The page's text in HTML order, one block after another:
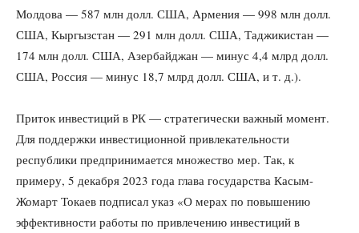
Молдова — 587 млн долл. США, Армения — 998 млн долл.
США, Кыргызстан — 291 млн долл. США, Таджикистан —
174 млн долл. США, Азербайджан — минус 4,4 млрд долл.
США, Россия — минус 18,7 млрд долл. США, и т. д.).
Приток инвестиций в РК — стратегически важный момент.
Для поддержки инвестиционной привлекательности
республики предпринимается множество мер. Так, к
примеру, 5 декабря 2023 года глава государства Касым-
Жомарт Токаев подписал указ «О мерах по повышению
эффективности работы по привлечению инвестиций в